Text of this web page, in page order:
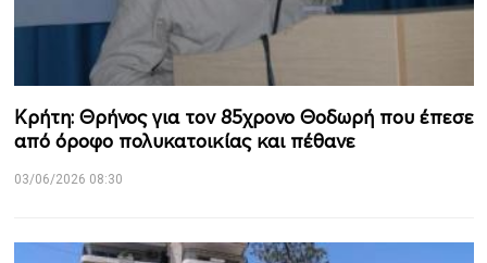
Κρήτη: Θρήνος για τον 85χρονο Θοδωρή που έπεσε
από όροφο πολυκατοικίας και πέθανε
03/06/2026 08:30